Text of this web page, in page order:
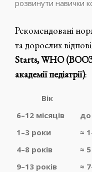
розвинути навички
Рекомендовані
та дорослих
Starts, WHO
академії педіатрії):
Вік
6–12 місяців
до
1–3 роки
≈
4–8 років
≈
9–13 років
≈